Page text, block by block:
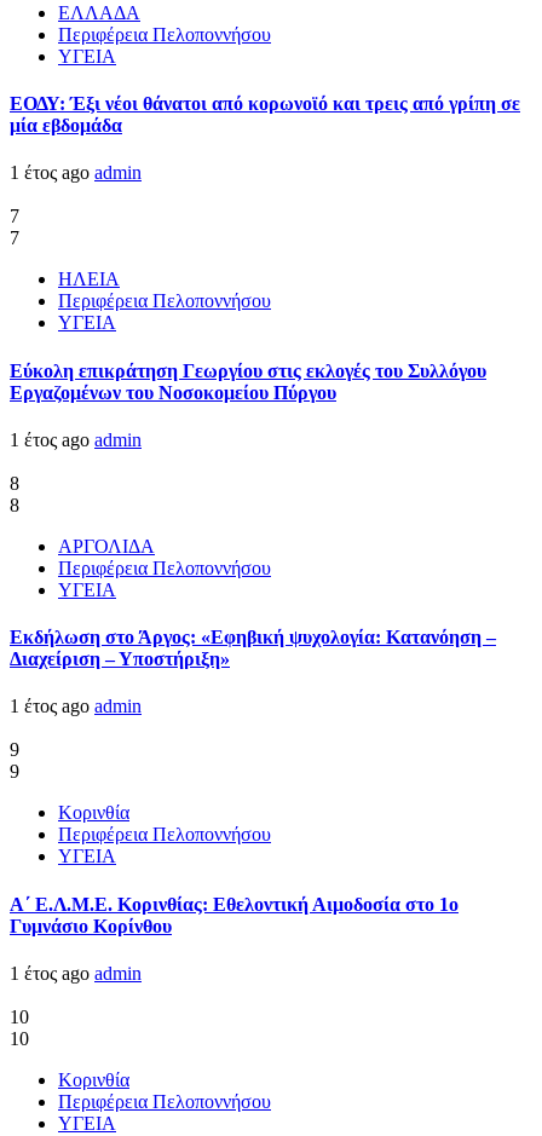
ΕΛΛΑΔΑ
Περιφέρεια Πελοποννήσου
ΥΓΕΙΑ
ΕΟΔΥ: Έξι νέοι θάνατοι από κορωνοϊό και τρεις από γρίπη σε
μία εβδομάδα
1 έτος ago admin
7
7
ΗΛΕΙΑ
Περιφέρεια Πελοποννήσου
ΥΓΕΙΑ
Εύκολη επικράτηση Γεωργίου στις εκλογές του Συλλόγου
Εργαζομένων του Νοσοκομείου Πύργου
1 έτος ago admin
8
8
ΑΡΓΟΛΙΔΑ
Περιφέρεια Πελοποννήσου
ΥΓΕΙΑ
Εκδήλωση στο Άργος: «Εφηβική ψυχολογία: Κατανόηση –
Διαχείριση – Υποστήριξη»
1 έτος ago admin
9
9
Κορινθία
Περιφέρεια Πελοποννήσου
ΥΓΕΙΑ
Α΄ Ε.Λ.Μ.Ε. Κορινθίας: Εθελοντική Αιμοδοσία στο 1ο
Γυμνάσιο Κορίνθου
1 έτος ago admin
10
10
Κορινθία
Περιφέρεια Πελοποννήσου
ΥΓΕΙΑ